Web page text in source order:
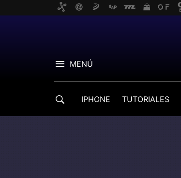
MENÚ
IPHONE TUTORIALES